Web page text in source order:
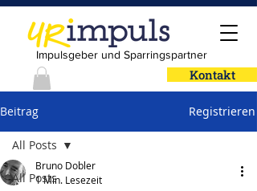
Impulsgeber und Sparringspartner
Kontakt
Beitrag Registrieren
All Posts
All Posts
Bruno Dobler
1 Min. Lesezeit